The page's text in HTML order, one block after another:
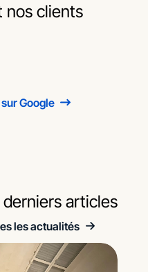
nos clients
Google
derniers articles
les actualités